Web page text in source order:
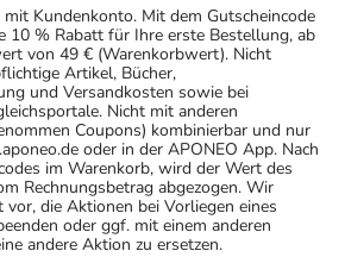
Kundenkonto. Mit dem Gutscheincode
10 % Rabatt für Ihre erste Bestellung, ab
von 49 € (Warenkorbwert). Nicht
Artikel, Bücher,
und Versandkosten sowie bei
Nicht mit anderen
Coupons) kombinierbar und nur
oder in der APONEO App. Nach
im Warenkorb, wird der Wert des
Rechnungsbetrag abgezogen. Wir
vor, die Aktionen bei Vorliegen eines
oder ggf. mit einem anderen
andere Aktion zu ersetzen.